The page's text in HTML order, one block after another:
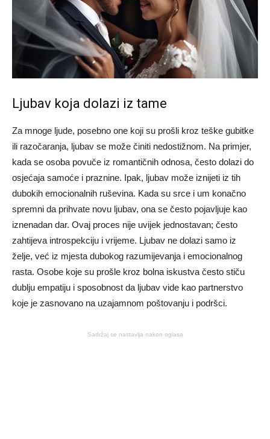
Ljubav koja dolazi iz tame
Za mnoge ljude, posebno one koji su prošli kroz teške gubitke
ili razočaranja, ljubav se može činiti nedostižnom. Na primjer,
kada se osoba povuče iz romantičnih odnosa, često dolazi do
osjećaja samoće i praznine. Ipak, ljubav može iznijeti iz tih
dubokih emocionalnih ruševina. Kada su srce i um konačno
spremni da prihvate novu ljubav, ona se često pojavljuje kao
iznenadan dar. Ovaj proces nije uvijek jednostavan; često
zahtijeva introspekciju i vrijeme. Ljubav ne dolazi samo iz
želje, već iz mjesta dubokog razumijevanja i emocionalnog
rasta. Osobe koje su prošle kroz bolna iskustva često stiču
dublju empatiju i sposobnost da ljubav vide kao partnerstvo
koje je zasnovano na uzajamnom poštovanju i podršci.
Sadržaj se nastavlja nakon oglasa